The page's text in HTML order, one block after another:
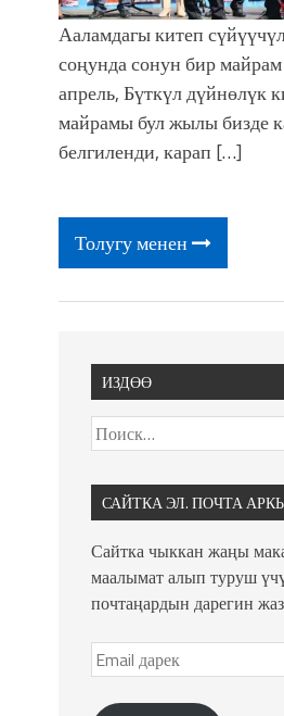
Тоо” журналынын тарыхы
редакторлору... (Тизме. Видео)
“КАРА КЕМПИР”:
ТҮБӨЛҮК СИМВОЛУ
Кыргызстандагы эң ири
фонтанды көрүү үчүн Royal
Park'ка 30 миң адам чогулду
Ааламдагы китеп
соңунда сонун бир
апрель, Бүткүл дүйнөлүк
майрамы бул жылы бизде
белгиленди, карап […]
Толугу менен
ИЗДӨӨ
САЙТКА ЭЛ. ПОЧТА
Сайтка чыккан жаңы
маалымат алып туруш
почтаңардын дарегин